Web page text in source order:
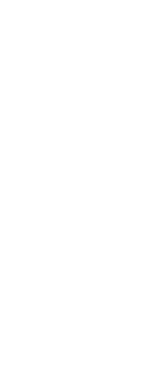
（中）、中国香